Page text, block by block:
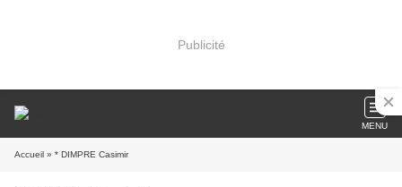
Publicité
MENU
Accueil » * DIMPRE Casimir